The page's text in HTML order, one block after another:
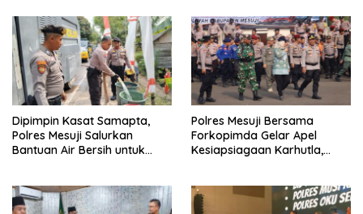
Dipimpin Kasat Samapta,
Polres Mesuji Salurkan
Bantuan Air Bersih untuk
Polres Mesuji Bersama
Forkopimda Gelar Apel
Kesiapsiagaan Karhutla,